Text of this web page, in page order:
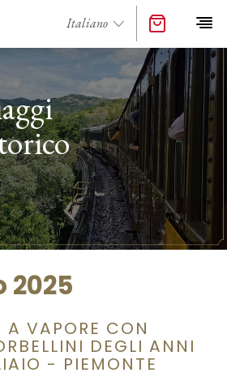
2025
VAPORE CON
DEGLI ANNI
- PIEMONTE